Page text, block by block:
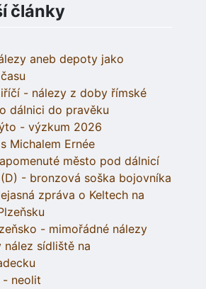
články
aneb depoty jako
- nálezy z doby římské
dálnici do pravěku
- výzkum 2026
Michalem Ernée
město pod dálnicí
- bronzová soška bojovníka
zpráva o Keltech na
- mimořádné nálezy
nález sídliště na
- neolit